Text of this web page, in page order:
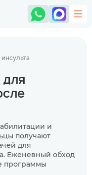
и
получают
для
Еженевный обход
программы